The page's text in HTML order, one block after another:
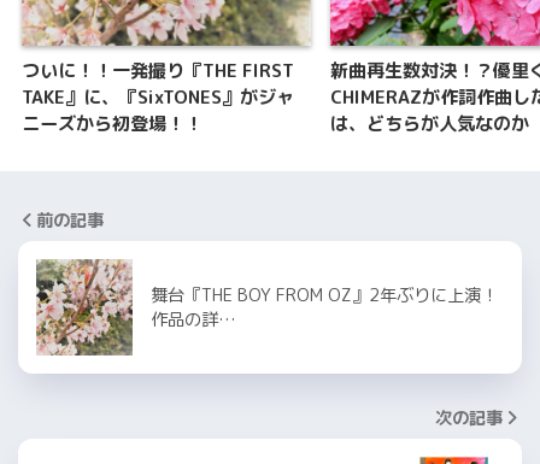
ついに！！一発撮り『THE FIRST
TAKE』に、『SixTONES』がジャ
ニーズから初登場！！
新曲再生数対決！？優里
CHIMERAZが作詞作曲し
は、どちらが人気なのか
前の記事
舞台『THE BOY FROM OZ』2年ぶりに上演！
作品の詳…
次の記事